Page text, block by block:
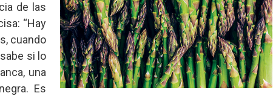
de las
“Hay
cuando
si lo
una
Es